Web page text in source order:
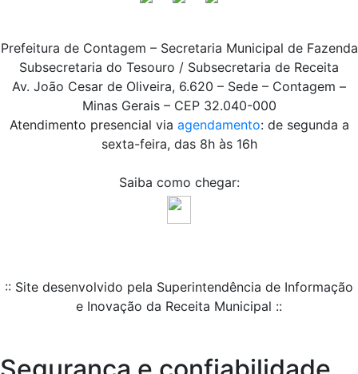
Prefeitura de Contagem – Secretaria Municipal de Fazenda
Subsecretaria do Tesouro / Subsecretaria de Receita
Av. João Cesar de Oliveira, 6.620 – Sede – Contagem –
Minas Gerais – CEP 32.040-000
Atendimento presencial via agendamento: de segunda a
sexta-feira, das 8h às 16h
Saiba como chegar:
:: Site desenvolvido pela Superintendência de Informação
e Inovação da Receita Municipal ::